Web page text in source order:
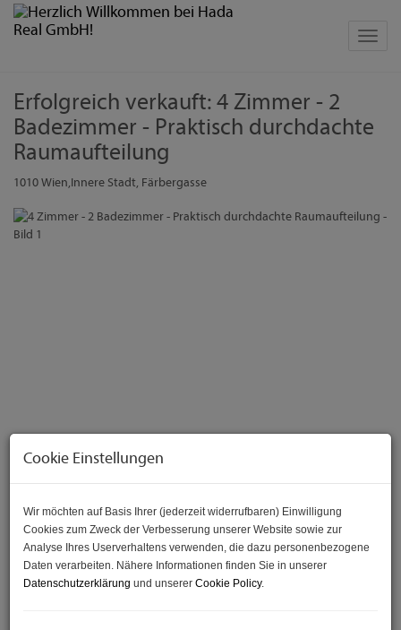
Erfolgreich verkauft: 4 Zimmer - 2
Badezimmer - Praktisch durchdachte
Raumaufteilung
1010 Wien,Innere Stadt, Färbergasse
Cookie Einstellungen
Wir möchten auf Basis Ihrer (jederzeit widerrufbaren) Einwilligung
Cookies zum Zweck der Verbesserung unserer Website sowie zur
Analyse Ihres Userverhaltens verwenden, die dazu personenbezogene
Daten verarbeiten. Nähere Informationen finden Sie in unserer
Datenschutzerklärung und unserer Cookie Policy.